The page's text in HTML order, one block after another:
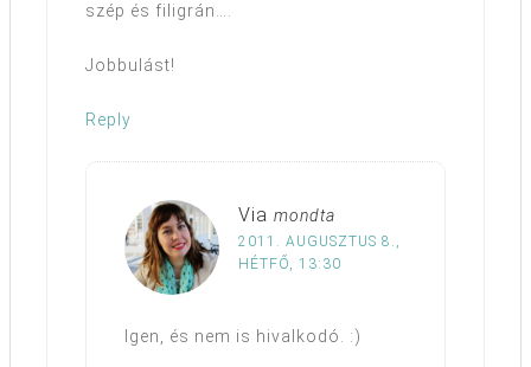
szép és filigrán….
Jobbulást!
Reply
Via mondta
2011. AUGUSZTUS 8.,
HÉTFŐ, 13:30
Igen, és nem is hivalkodó. :)